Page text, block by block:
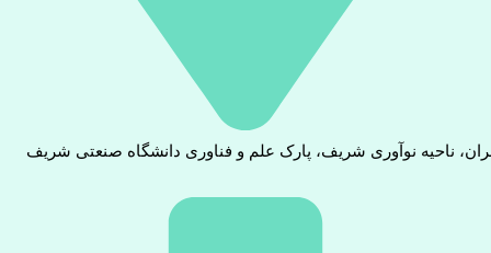
ناحیه نوآوری شریف، پارک علم و فناوری دانشگاه صنعتی شریف